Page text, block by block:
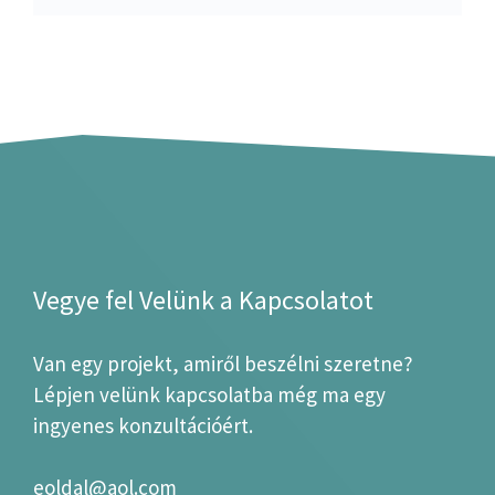
Vegye fel Velünk a Kapcsolatot
Van egy projekt, amiről beszélni szeretne?
Lépjen velünk kapcsolatba még ma egy
ingyenes konzultációért.
eoldal@aol.com